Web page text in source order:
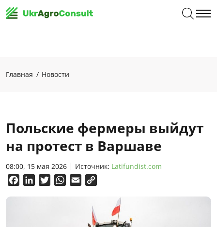
Главная Новости
Польские фермеры выйдут
на протест в Варшаве
08:00, 15 мая 2026 Источник: Latifundist.com
FacebookLinkedInTwitterWhatsApp
Email